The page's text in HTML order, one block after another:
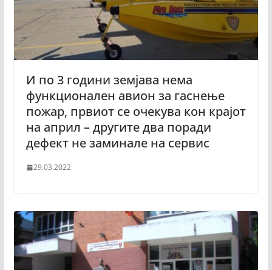
И по 3 години земјава нема
функционален авион за гаснење
пожар, првиот се очекува кон крајот
на април – другите два поради
дефект не заминале на сервис
29.03.2022